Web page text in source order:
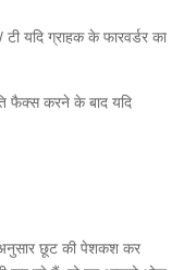
यदि ग्राहक के फारवर्डर का
फैक्स करने के बाद यदि
छूट की पेशकश कर